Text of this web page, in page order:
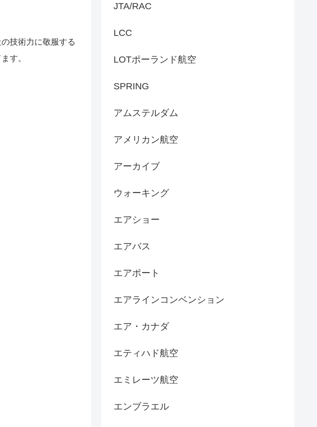
技術力に敬服する
す。
JTA/RAC
LCC
LOTポーランド航空
SPRING
アムステルダム
アメリカン航空
アーカイブ
ウォーキング
エアショー
エアバス
エアポート
エアラインコンベンション
エア・カナダ
エティハド航空
エミレーツ航空
エンブラエル